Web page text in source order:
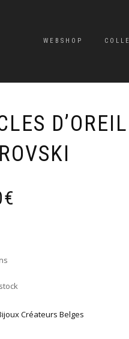
WEBSHOP
€
Créateurs Belges